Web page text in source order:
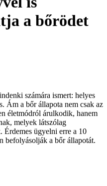
a bőrödet
számára ismert: helyes
Ám a bőr állapota nem csak az
életmódról árulkodik, hanem
melyek látszólag
Érdemes ügyelni erre a 10
befolyásolják a bőr állapotát.